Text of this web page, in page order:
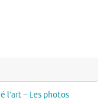
l’art – Les photos